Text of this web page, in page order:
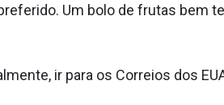
Um bolo de frutas bem
ir para os Correios dos